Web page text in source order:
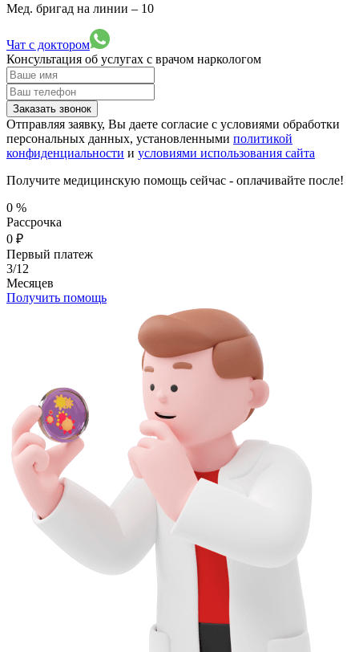
Мед. бригад на линии – 10
Чат с доктором
Консультация об услугах с врачом наркологом
Заказать звонок
Отправляя заявку, Вы даете согласие с условиями обработки
персональных данных, установленными политикой
конфиденциальности и условиями использования сайта
Получите медицинскую помощь сейчас - оплачивайте после!
0 %
Рассрочка
0 ₽
Первый платеж
3/12
Месяцев
Получить помощь